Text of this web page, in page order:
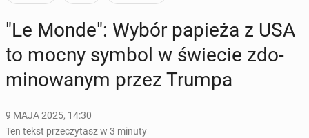
"Le Monde": Wybór papieża z USA
to mocny symbol w świecie zdo­
mi­no­wa­nym przez Trumpa
9 MAJA 2025, 14:30
Ten tekst przeczytasz w 3 minuty